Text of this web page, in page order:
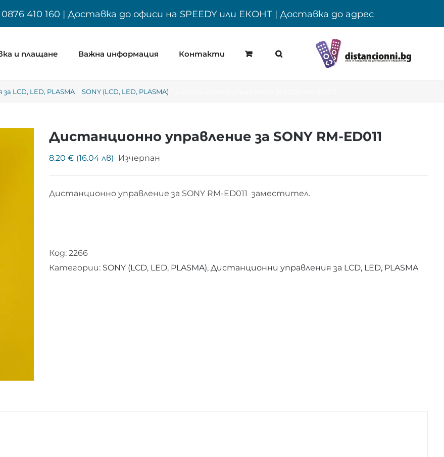
410 160 | Доставка до офиси на SPEEDY или ЕКОНТ | Доставка до адрес
и плащане Важна информация Контакти
LCD, LED, PLASMA SONY (LCD, LED, PLASMA)
Дистанционно управление за SONY RM-ED011
8.20 € (16.04 лв) Изчерпан
Дистанционно управление за SONY RM-ED011 заместител.
Код: 2266
Категории: SONY (LCD, LED, PLASMA), Дистанционни управления за LCD, LED, PLASMA